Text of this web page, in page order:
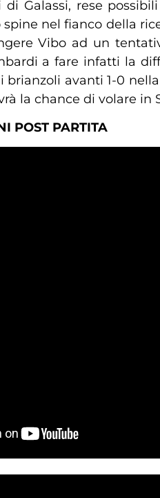
Galassi, rese
spine nel fianco della
Vibo ad un
a fare infatti la
avanti 1-0
la chance di volare
POST PARTITA